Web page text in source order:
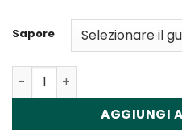
Sapore
Quantità Lavie Bar Mini
AGGIUNGI